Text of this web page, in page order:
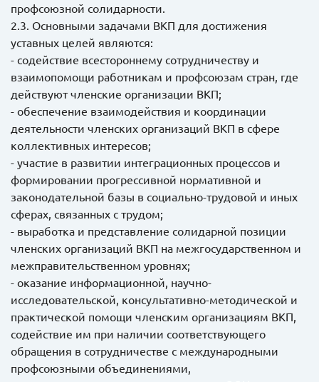
профсоюзной солидарности.
2.3. Основными задачами ВКП для достижения
уставных целей являются:
- содействие всестороннему сотрудничеству и
взаимопомощи работникам и профсоюзам стран, где
действуют членские организации ВКП;
- обеспечение взаимодействия и координации
деятельности членских организаций ВКП в сфере
коллективных интересов;
- участие в развитии интеграционных процессов и
формировании прогрессивной нормативной и
законодательной базы в социально-трудовой и иных
сферах, связанных с трудом;
- выработка и представление солидарной позиции
членских организаций ВКП на межгосударственном и
межправительственном уровнях;
- оказание информационной, научно-
исследовательской, консультативно-методической и
практической помощи членским организациям ВКП,
содействие им при наличии соответствующего
обращения в сотрудничестве с международными
профсоюзными объединениями,